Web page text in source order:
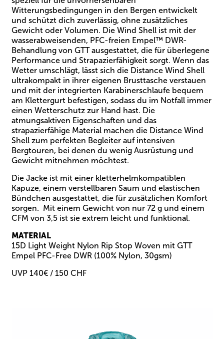
Witterungsbedingungen in den Bergen entwickelt
und schützt dich zuverlässig, ohne zusätzliches
Gewicht oder Volumen. Die Wind Shell ist mit der
wasserabweisenden, PFC-freien Empel™ DWR-
Behandlung von GTT ausgestattet, die für überlegene
Performance und Strapazierfähigkeit sorgt. Wenn das
Wetter umschlägt, lässt sich die Distance Wind Shell
ultrakompakt in ihrer eigenen Brusttasche verstauen
und mit der integrierten Karabinerschlaufe bequem
am Klettergurt befestigen, sodass du im Notfall immer
einen Wetterschutz zur Hand hast. Die
atmungsaktiven Eigenschaften und das
strapazierfähige Material machen die Distance Wind
Shell zum perfekten Begleiter auf intensiven
Bergtouren, bei denen du wenig Ausrüstung und
Gewicht mitnehmen möchtest.
Die Jacke ist mit einer kletterhelmkompatiblen
Kapuze, einem verstellbaren Saum und elastischen
Bündchen ausgestattet, die für zusätzlichen Komfort
sorgen. Mit einem Gewicht von nur 72 g und einem
CFM von 3,5 ist sie extrem leicht und funktional.
MATERIAL
15D Light Weight Nylon Rip Stop Woven mit GTT
Empel PFC-Free DWR (100% Nylon, 30gsm)
UVP 140€ / 150 CHF